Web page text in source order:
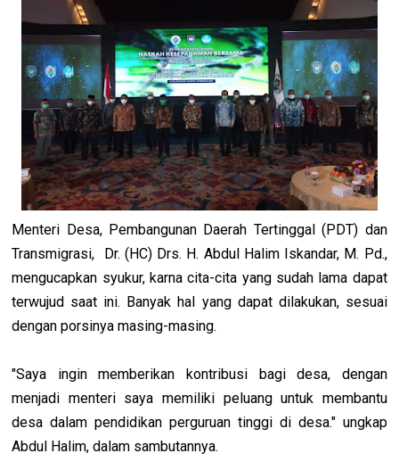
Menteri Desa, Pembangunan Daerah Tertinggal (PDT) dan
Transmigrasi, Dr. (HC) Drs. H. Abdul Halim Iskandar, M. Pd.,
mengucapkan syukur, karna cita-cita yang sudah lama dapat
terwujud saat ini. Banyak hal yang dapat dilakukan, sesuai
dengan porsinya masing-masing.
"Saya ingin memberikan kontribusi bagi desa, dengan
menjadi menteri saya memiliki peluang untuk membantu
desa dalam pendidikan perguruan tinggi di desa." ungkap
Abdul Halim, dalam sambutannya.